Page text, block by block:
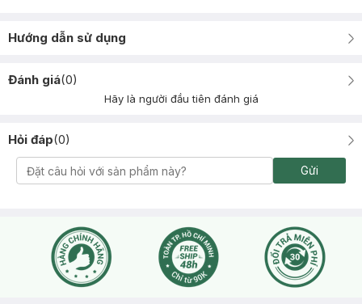
Hướng dẫn sử dụng
Đánh giá(0)
Hãy là người đầu tiên đánh giá
Hỏi đáp(0)
Gửi